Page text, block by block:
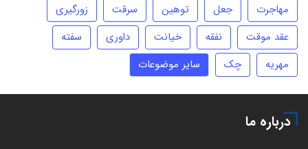
مهاجرت جعل توهین سرقت
زورگیری
عقد موقت
نفقه خیانت داوری
سفته
مهریه
چک سایر موضوعات
درباره ما